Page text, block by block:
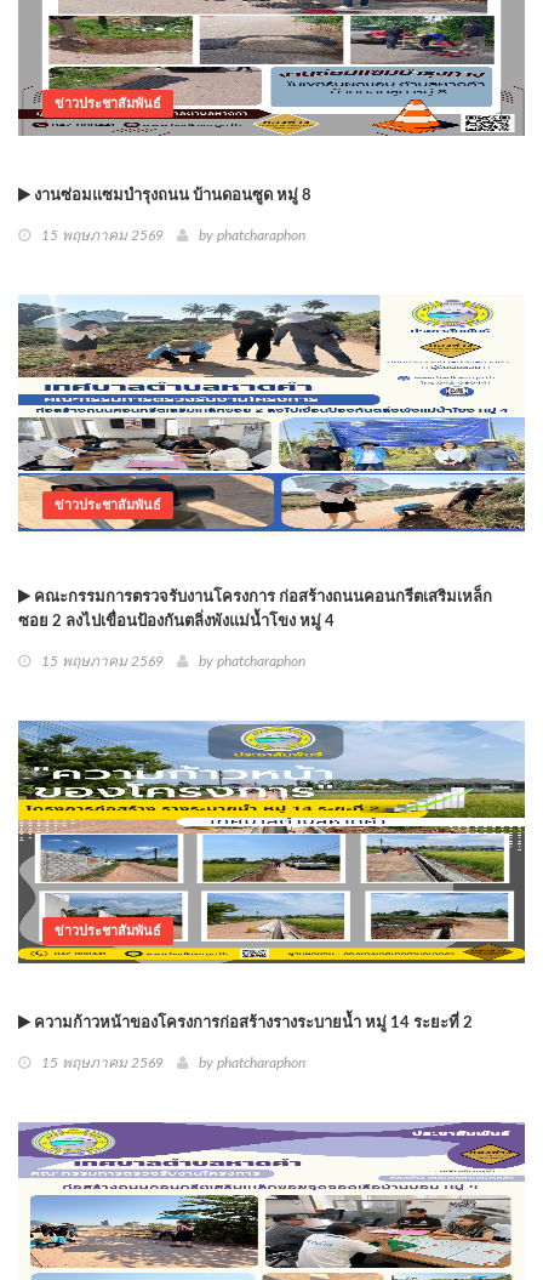
ข่าวประชาสัมพันธ์
งานซ่อมแซมบำรุงถนน บ้านดอนซูด หมู่ 8
15 พฤษภาคม 2569 by phatcharaphon
ข่าวประชาสัมพันธ์
คณะกรรมการตรวจรับงานโครงการ ก่อสร้างถนนคอนกรีตเสริมเหล็ก
ซอย 2 ลงไปเขื่อนป้องกันตลิ่งพังแม่น้ำโขง หมู่ 4
15 พฤษภาคม 2569 by phatcharaphon
ข่าวประชาสัมพันธ์
ความก้าวหน้าของโครงการก่อสร้างรางระบายน้ำ หมู่ 14 ระยะที่ 2
15 พฤษภาคม 2569 by phatcharaphon